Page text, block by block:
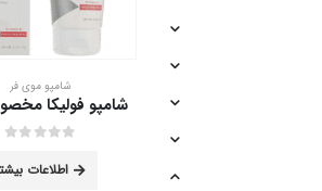
شامپو موی فر
اطلاعات